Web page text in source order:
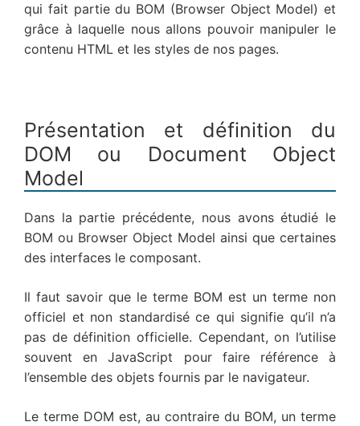
qui fait partie du BOM (Browser Object Model) et
grâce à laquelle nous allons pouvoir manipuler le
contenu HTML et les styles de nos pages.
Présentation et définition du
DOM ou Document Object
Model
Dans la partie précédente, nous avons étudié le
BOM ou Browser Object Model ainsi que certaines
des interfaces le composant.
Il faut savoir que le terme BOM est un terme non
officiel et non standardisé ce qui signifie qu’il n’a
pas de définition officielle. Cependant, on l’utilise
souvent en JavaScript pour faire référence à
l’ensemble des objets fournis par le navigateur.
Le terme DOM est, au contraire du BOM, un terme